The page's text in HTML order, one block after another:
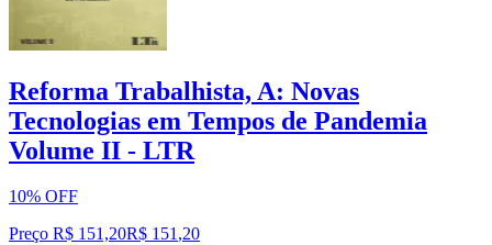
Reforma Trabalhista, A: Novas
Tecnologias em Tempos de Pandemia
Volume II - LTR
10% OFF
Preço R$ 151,20R$ 151,20